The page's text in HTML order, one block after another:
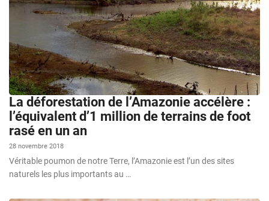
La déforestation de l’Amazonie accélère :
l’équivalent d’1 million de terrains de foot
rasé en un an
28 novembre 2018
Véritable poumon de notre Terre, l’Amazonie est l’un des sites
naturels les plus importants au …